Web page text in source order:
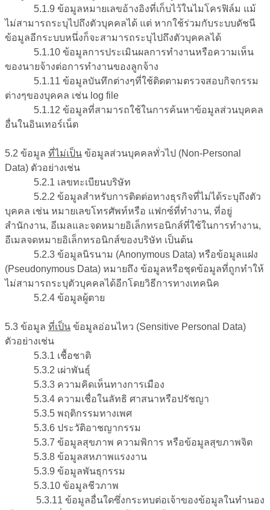
5.1.9 ข้อมูลหมายเลขอ้างอิงที่เก็บไว้ในไมโครฟิล์ม แม้
ไม่สามารถระบุไปถึงตัวบุคคลได้ แต่ หากใช้ร่วมกับระบบดัชนี
ข้อมูลอีกระบบหนึ่งก็จะสามารถระบุไปถึงตัวบุคคลได้
5.1.10 ข้อมูลการประเมินผลการทำงานหรือความเห็น
ของนายจ้างต่อการทำงานของลูกจ้าง
5.1.11 ข้อมูลบันทึกต่างๆที่ใช้ติดตามตรวจสอบกิจกรรม
ต่างๆของบุคคล เช่น log file
5.1.12 ข้อมูลที่สามารถใช้ในการค้นหาข้อมูลส่วนบุคคล
อื่นในอินเทอร์เน็ต
5.2 ข้อมูล ที่ไม่เป็น ข้อมูลส่วนบุคคลทั่วไป (Non-Personal
Data) ตัวอย่างเช่น
5.2.1 เลขทะเบียนบริษัท
5.2.2 ข้อมูลสำหรับการติดต่อทางธุรกิจที่ไม่ได้ระบุถึงตัว
บุคคล เช่น หมายเลขโทรศัพท์หรือ แฟกซ์ที่ทำงาน, ที่อยู่
สำนักงาน, อีเมลและจดหมายอิเล็กทรอนิกส์ที่ใช้ในการทำงาน,
อีเมลจดหมายอิเล็กทรอนิกส์ของบริษัท เป็นต้น
5.2.3 ข้อมูลนิรนาม (Anonymous Data) หรือข้อมูลแฝง
(Pseudonymous Data) หมายถึง ข้อมูลหรือชุดข้อมูลที่ถูกทำให้
ไม่สามารถระบุตัวบุคคลได้อีกโดยวิธีการทางเทคนิค
5.2.4 ข้อมูลผู้ตาย
5.3 ข้อมูล ที่เป็น ข้อมูลอ่อนไหว (Sensitive Personal Data)
ตัวอย่างเช่น
5.3.1 เชื้อชาติ
5.3.2 เผ่าพันธุ์
5.3.3 ความคิดเห็นทางการเมือง
5.3.4 ความเชื่อในลัทธิ ศาสนาหรือปรัชญา
5.3.5 พฤติกรรมทางเพศ
5.3.6 ประวัติอาชญากรรม
5.3.7 ข้อมูลสุขภาพ ความพิการ หรือข้อมูลสุขภาพจิต
5.3.8 ข้อมูลสหภาพแรงงาน
5.3.9 ข้อมูลพันธุกรรม
5.3.10 ข้อมูลชีวภาพ
5.3.11 ข้อมูลอื่นใดซึ่งกระทบต่อเจ้าของข้อมูลในทำนอง